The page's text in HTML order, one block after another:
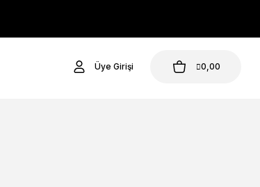
Üye Girişi 0,00